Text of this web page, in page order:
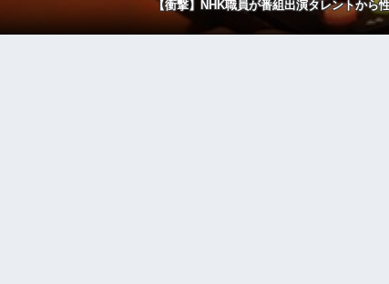
【衝撃】NHK職員が番組出演タレントから